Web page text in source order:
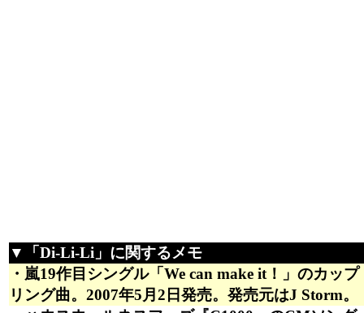
▼「Di-Li-Li」に関するメモ
・嵐19作目シングル「We can make it！」のカップ
リング曲。2007年5月2日発売。発売元はJ Storm。